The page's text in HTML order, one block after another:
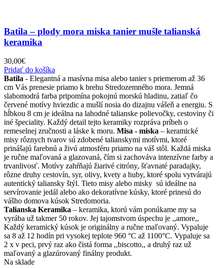
Batila – plody mora miska tanier mušle talianská
keramika
30,00€
Pridať do košíka
Batila - Elegantná a masívna misa alebo tanier s priemerom až 36
cm Vás prenesie priamo k brehu Stredozemného mora. Jemná
slabomodrá farba pripomína pokojnú morskú hladinu, zatiaľ čo
červené motívy hviezdic a mušlí nosia do dizajnu vášeň a energiu. S
hĺbkou 8 cm je ideálna na lahodné talianske polievočky, cestoviny či
iné špeciality. Každý detail tejto keramiky rozpráva príbeh o
remeselnej zručnosti a láske k moru. Misa - miska – keramické
misy rôznych tvarov sú zdobené talianskymi motívmi, ktoré
prinášajú farebnú a živú atmosféru priamo na váš stôl. Každá miska
je ručne maľovaná a glazovaná, čím si zachováva intenzívne farby a
trvanlivosť. Motívy zahŕňajú žiarivé citróny, šťavnaté paradajky,
rôzne druhy cestovín, syr, olivy, kvety a huby, ktoré spolu vytvárajú
autentický taliansky štýl. Tieto misy alebo misky sú ideálne na
servírovanie jedál alebo ako dekoratívne kúsky, ktoré prinesú do
vášho domova kúsok Stredomoria.
Talianska Keramika – keramika, ktorú vám ponúkame my sa
vyrába už takmer 50 rokov. Jej tajomstvom úspechu je ,,amore,,
Každý keramický kúsok je originálny a ručne maľovaný. Vypaluje
sa 8 až 12 hodín pri vysokej teplote 960 °C až 1100°C. Vypaluje sa
2 x v peci, prvý raz ako čistá forma ,,biscotto,, a druhý raz už
maľovaný a glazúrovaný finálny produkt.
Na sklade